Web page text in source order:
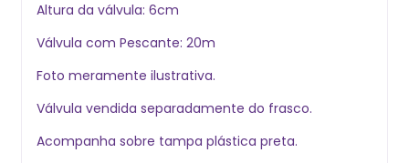
Altura da válvula: 6cm
Válvula com Pescante: 20m
Foto meramente ilustrativa.
Válvula vendida separadamente do frasco.
Acompanha sobre tampa plástica preta.